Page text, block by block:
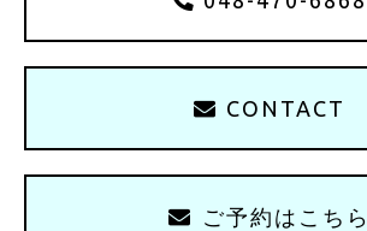
CONTACT
ご予約はこちら